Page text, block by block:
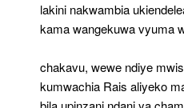
lakini nakwambia
kama wangekuwa vyuma
chakavu, wewe ndiye
kumwachia Rais aliyeko